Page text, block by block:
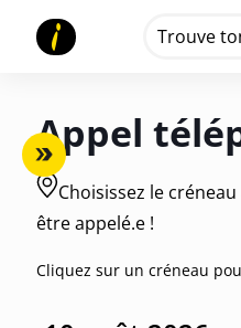
Trouve
Appel
Choisissez le
être appelé.e !
Cliquez sur un créneau